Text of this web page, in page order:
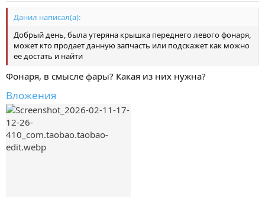
Данил написал(а):
Добрый день, была утеряна крышка переднего левого фонаря,
может кто продает данную запчасть или подскажет как можно
ее достать и найти
Фонаря, в смысле фары? Какая из них нужна?
Вложения